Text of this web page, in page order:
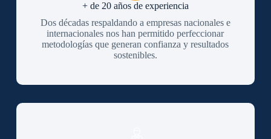
+ de 20 años de experiencia
Dos décadas respaldando a empresas nacionales e
internacionales nos han permitido perfeccionar
metodologías que generan confianza y resultados
sostenibles.